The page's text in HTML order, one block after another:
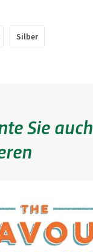
Silber
Sie auch